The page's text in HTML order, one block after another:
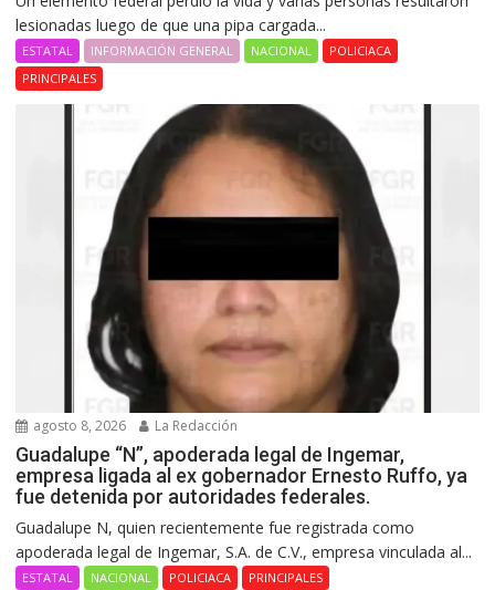
lesionadas luego de que una pipa cargada...
ESTATAL INFORMACIÓN GENERAL NACIONAL
POLICIACA
PRINCIPALES
agosto 8, 2026 La Redacción
Guadalupe “N”, apoderada legal de Ingemar,
empresa ligada al ex gobernador Ernesto Ruffo, ya
fue detenida por autoridades federales.
Guadalupe N, quien recientemente fue registrada como
apoderada legal de Ingemar, S.A. de C.V., empresa vinculada al...
ESTATAL NACIONAL POLICIACA PRINCIPALES